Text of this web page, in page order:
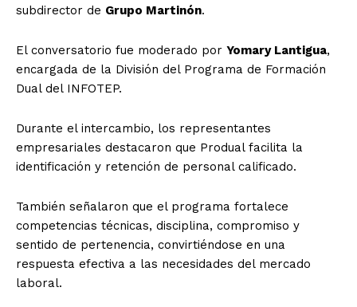
subdirector de Grupo Martinón.
El conversatorio fue moderado por Yomary Lantigua,
encargada de la División del Programa de Formación
Dual del INFOTEP.
Durante el intercambio, los representantes
empresariales destacaron que Produal facilita la
identificación y retención de personal calificado.
También señalaron que el programa fortalece
competencias técnicas, disciplina, compromiso y
sentido de pertenencia, convirtiéndose en una
respuesta efectiva a las necesidades del mercado
laboral.